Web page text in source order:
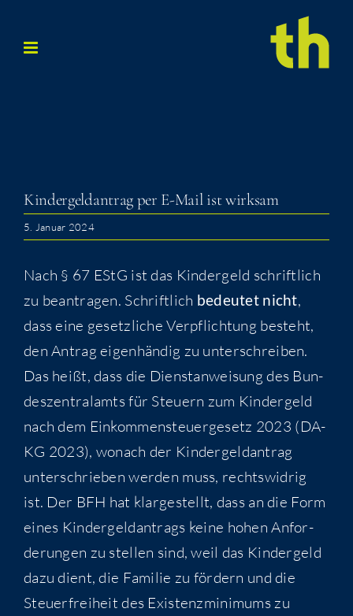
Inhalt
Kin­der­geld­an­trag per E-Mail ist wirksam
5. Januar 2024
Nach § 67 EStG ist das Kin­der­geld schrift­lich
zu bean­tra­gen. Schrift­lich bedeu­tet nicht,
dass eine gesetz­li­che Ver­pflich­tung besteht,
den Antrag eigen­hän­dig zu unter­schrei­ben.
Das heißt, dass die Dienst­an­wei­sung des Bun­
des­zen­tral­amts für Steu­ern zum Kin­der­geld
nach dem Ein­kom­men­steu­er­ge­setz 2023 (DA-
KG 2023), wonach der Kin­der­geld­an­trag
unter­schrie­ben wer­den muss, rechts­wid­rig
ist. Der BFH hat klar­ge­stellt, dass an die Form
eines Kin­der­geld­an­trags kei­ne hohen Anfor­
de­run­gen zu stel­len sind, weil das Kin­der­geld
dazu dient, die Fami­lie zu för­dern und die
Steu­er­frei­heit des Exis­tenz­mi­ni­mums zu